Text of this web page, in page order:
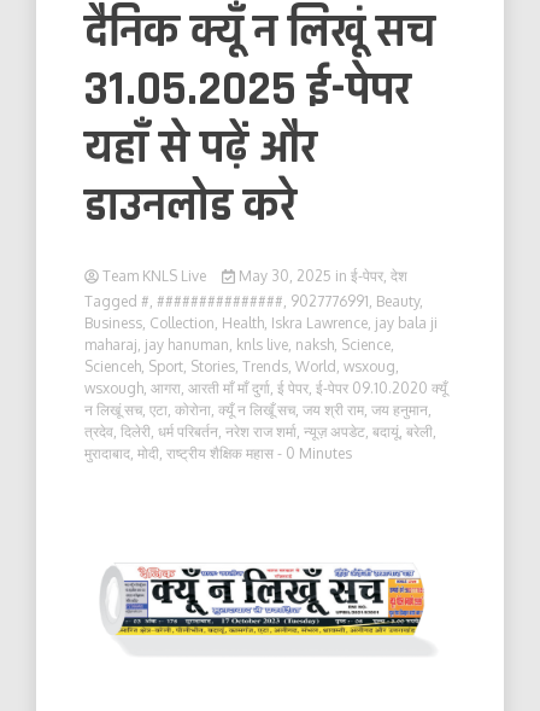
दैनिक क्यूँ न लिखूं सच
31.05.2025 ई-पेपर
यहाँ से पढ़ें और
डाउनलोड करे
Team KNLS Live May 30, 2025 in ई-पेपर, देश
Tagged #, ###############, 9027776991, Beauty,
Business, Collection, Health, Iskra Lawrence, jay bala ji
maharaj, jay hanuman, knls live, naksh, Science,
Scienceh, Sport, Stories, Trends, World , wsxoug,
wsxough, आगरा, आरती माँ माँ दुर्गा, ई पेपर, ई-पेपर 09.10.2020 क्यूँ
न लिखूं सच, एटा, कोरोना, क्यूँ न लिखूँ सच, जय श्री राम, जय हनुमान,
त्रदेव, दिलेरी, धर्म परिबर्तन, नरेश राज शर्मा, न्यूज़ अपडेट, बदायूं, बरेली,
मुरादाबाद, मोदी, राष्ट्रीय शैक्षिक महास - 0 Minutes